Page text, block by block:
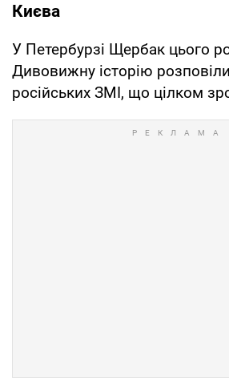
Києва
У Петербурзі Щербак цього
Дивовижну історію
російських ЗМІ, що цілком